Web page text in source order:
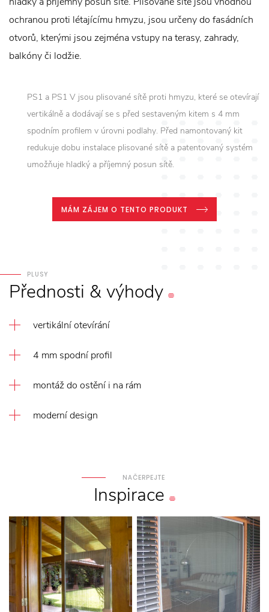
ochranou proti létajícímu hmyzu, jsou určeny do fasádních
otvorů, kterými jsou zejména vstupy na terasy, zahrady,
balkóny či lodžie.
PS1 a PS1 V jsou plisované sítě proti hmyzu, které se otevírají
vertikálně a dodávají se s před sestaveným kitem s 4 mm
spodním profilem v úrovni podlahy. Před namontovaný kit
redukuje dobu instalace plisované sítě a patentovaný systém
umožňuje hladký a příjemný posun sítě.
MÁM ZÁJEM O TENTO PRODUKT
PLUSY
Přednosti &výhody
vertikální otevírání
4 mm spodní profil
montáž do ostění i na rám
moderní design
NAČERPEJTE
Inspirace